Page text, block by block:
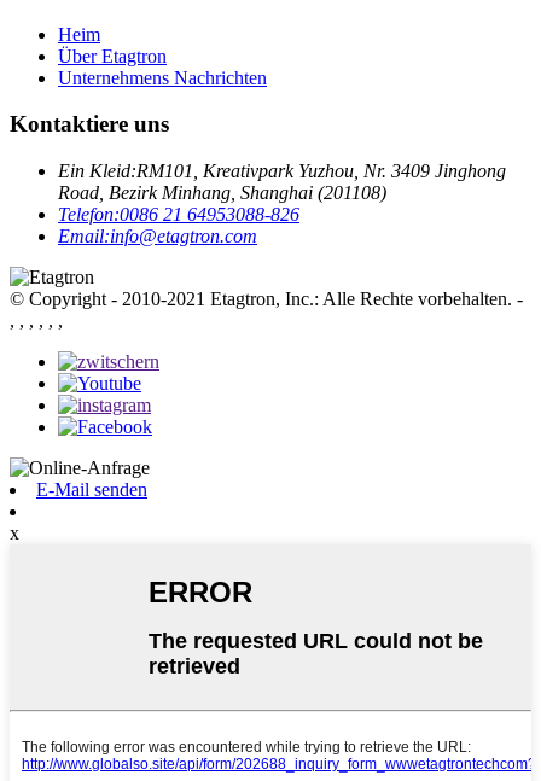
Heim
Über Etagtron
Unternehmens Nachrichten
Kontaktiere uns
Ein Kleid:RM101, Kreativpark Yuzhou, Nr. 3409 Jinghong
Road, Bezirk Minhang, Shanghai (201108)
Telefon:0086 21 64953088-826
Email:info@etagtron.com
© Copyright - 2010-2021 Etagtron, Inc.: Alle Rechte vorbehalten. -
, , , , , ,
E-Mail senden
x